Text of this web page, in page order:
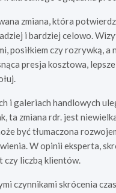
zmiana, która
i bardziej celowo.
posiłkiem czy rozrywką,
presja kosztowa,
i galeriach handlowych
ta zmiana rdr. jest
być tłumaczona
W opinii eksperta,
czy liczbą klientów.
czynnikami skrócenia